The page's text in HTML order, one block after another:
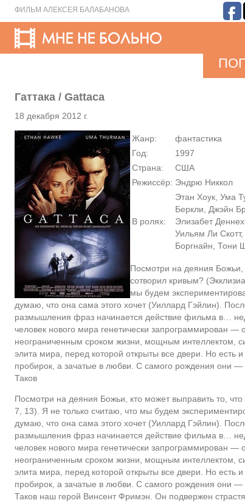
ФИЛЬМ АЛЕКСЕЯ БАЛАБАНОВА
Гаттака / Gattaca
18 декабря 2012 г.
Жанр:
фантастика
Год:
1997
Страна:
США
Режиссёр: Эндрю Никкол
В ролях:
Этан Хоук, Ума
Беркли, Джэйн
Элизабет
Уильям Ли
Боргнайн, Тони
Посмотри на деяния Божьи,
сотворил кривым?
мы будем
думаю, что она сама этого хочет (Уиллард Гэйлин).
размышления фраз начинается действие фильма в…
человек нового мира генетически запрограммирован —
неограниченным сроком жизни, мощным интеллектом,
элита мира, перед которой открыты все двери. Но есть
пробирок, а зачатые в любви. С самого рождения они —
Таков
Посмотри на деяния Божьи, кто может выправить то, что
7, 13). Я не только считаю, что мы будем
думаю, что она сама этого хочет (Уиллард Гэйлин).
размышления фраз начинается действие фильма в…
человек нового мира генетически запрограммирован —
неограниченным сроком жизни, мощным интеллектом,
элита мира, перед которой открыты все двери. Но есть
пробирок, а зачатые в любви. С самого рождения они —
Таков наш герой Винсент Фримэн. Он подвержен